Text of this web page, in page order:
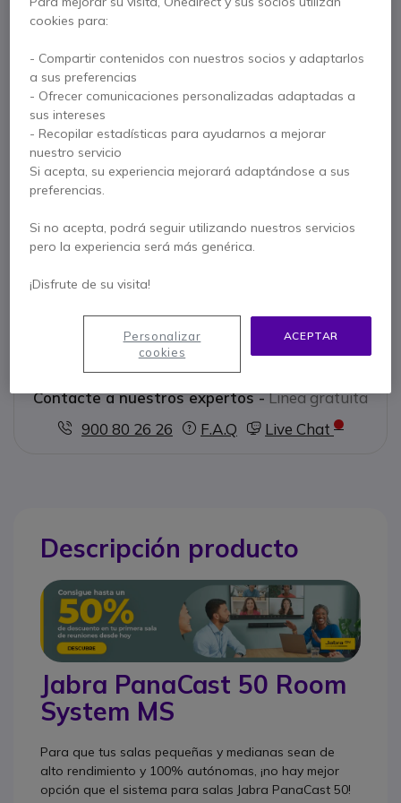
3 cámaras PTZ 4K
Amplio campo de visión de 180
Soporte para pizarra
Caja multipuerto + tablet táctil
Máxima seguridad: Lenovo ThinkShield + Windows 10 IoT
Preconfigurado para MIcrosoft Teams
Mostrar más
Se entrega con
1 x Cámara Jabra PanaCast 50
1 x Sistema de alimentación
1 x Cable USB-C a USB-A
1 x Lenovo ThinkSmart Core
Contacte a nuestros expertos -Linea gratuita
900 80 26 26
F.A.Q Live Chat
Descripción producto
Jabra PanaCast 50 Room
System MS
Para que tus salas pequeñas y medianas sean de
alto rendimiento y 100% autónomas, ¡no hay mejor
opción que el sistema para salas Jabra PanaCast 50!
cookies para:
- Compartir contenidos con nuestros socios y adaptarlos
a sus preferencias
- Ofrecer comunicaciones personalizadas adaptadas a
sus intereses
- Recopilar estadísticas para ayudarnos a mejorar
nuestro servicio
Si acepta, su experiencia mejorará adaptándose a sus
preferencias.
Si no acepta, podrá seguir utilizando nuestros servicios
pero la experiencia será más genérica.
¡Disfrute de su visita!
ACEPTAR
Personalizar
cookies